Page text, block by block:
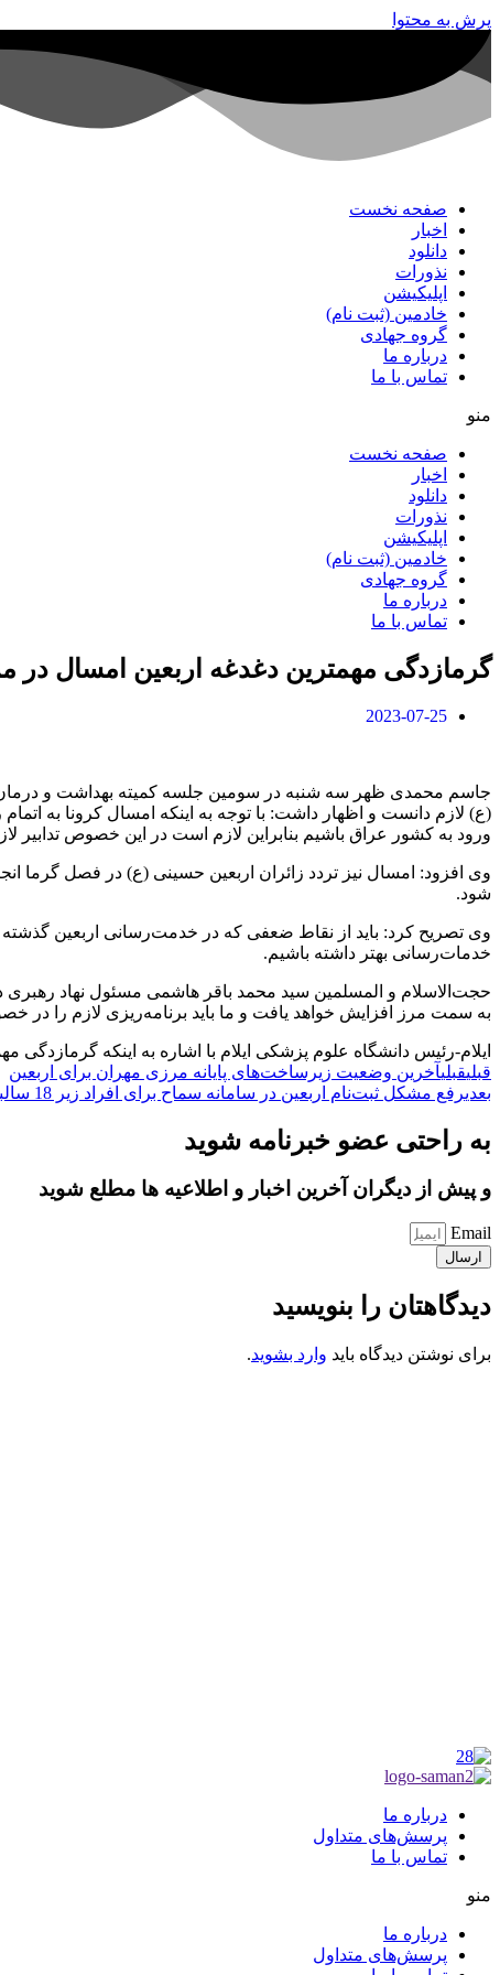
پرش به محتوا
صفحه نخست
اخبار
دانلود
نذورات
اپلیکیشن
خادمین (ثبت نام)
گروه جهادی
درباره ما
تماس با ما
منو
صفحه نخست
اخبار
دانلود
نذورات
اپلیکیشن
خادمین (ثبت نام)
گروه جهادی
درباره ما
تماس با ما
گرمازدگی مهمترین دغدغه اربعین امسال
2023-07-25
جاسم محمدی ظهر سه شنبه در سومین جلسه کمیته بهداشت و درمان
(ع) لازم دانست و اظهار داشت: با توجه به اینکه امسال کرونا به
ورود به کشور عراق باشیم بنابراین لازم است در این خصوص
وی افزود: امسال نیز تردد زائران اربعین حسینی (ع) در فصل گرما
شود.
وی تصریح کرد: باید از نقاط ضعفی که در خدمت‌رسانی اربعین
خدمات‌رسانی بهتر داشته باشیم.
حجت‌الاسلام و المسلمین سید محمد باقر هاشمی مسئول نهاد رهبری
به سمت مرز افزایش خواهد یافت و ما باید برنامه‌ریزی لازم را در
ایلام-رئیس دانشگاه علوم پزشکی ایلام با اشاره به اینکه
قبلیقبلیآخرین وضعیت زیرساخت‌های پایانه مرزی مهران برای اربعین
بعدیرفع مشکل ثبت‌نام اربعین در سامانه سماح برای افراد زیر 18 سال
به راحتی عضو خبرنامه شوید
و پیش از دیگران آخرین اخبار و اطلاعیه ها مطلع شوید
Email
ارسال
دیدگاهتان را بنویسید
برای نوشتن دیدگاه باید وارد بشوید.
درباره ما
پرسش‌های متداول
تماس با ما
منو
درباره ما
پرسش‌های متداول